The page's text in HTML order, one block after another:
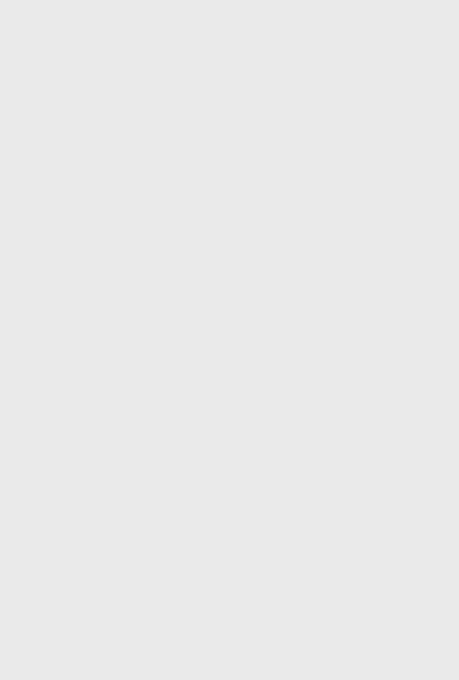
با آمریکا
دیوانگی آمریکا داریم
و متوقف شدند
حماس شد